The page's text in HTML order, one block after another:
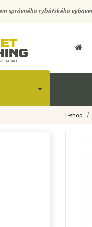
správného rybářského
E-shop